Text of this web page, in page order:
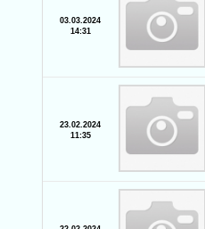
03.03.2024
14:31
23.02.2024
11:35